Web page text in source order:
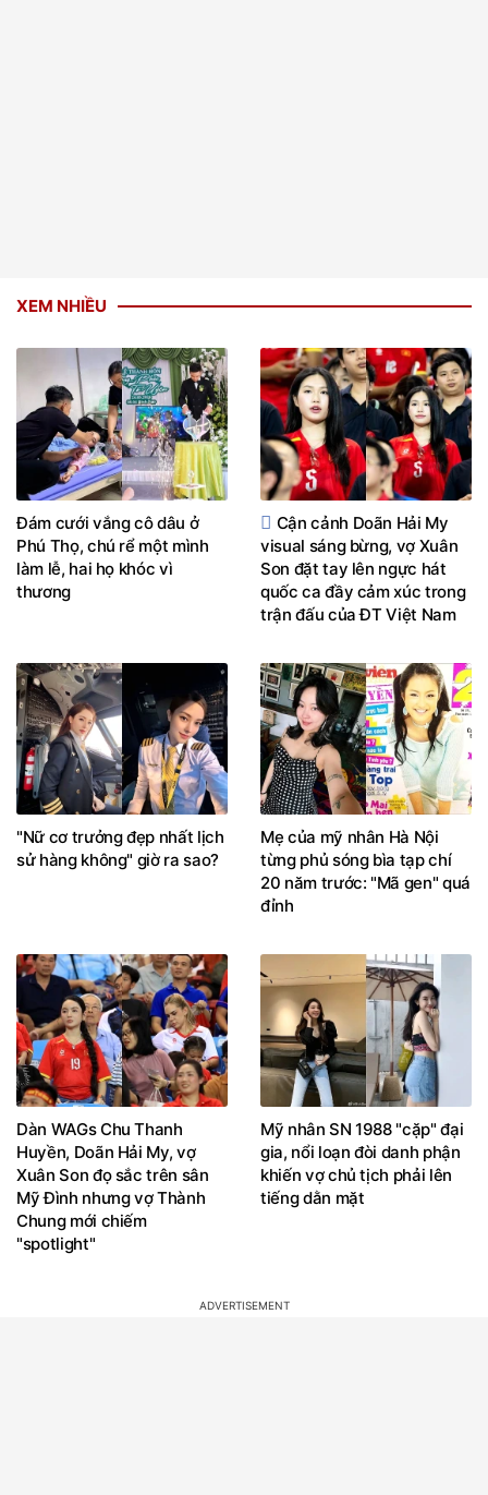
XEM NHIỀU
Đám cưới vắng cô dâu ở
Phú Thọ, chú rể một mình
làm lễ, hai họ khóc vì
thương
Cận cảnh Doãn Hải My
visual sáng bừng, vợ Xuân
Son đặt tay lên ngực hát
quốc ca đầy cảm xúc trong
trận đấu của ĐT Việt Nam
"Nữ cơ trưởng đẹp nhất lịch
sử hàng không" giờ ra sao?
Mẹ của mỹ nhân Hà Nội
từng phủ sóng bìa tạp chí
20 năm trước: "Mã gen" quá
đỉnh
Dàn WAGs Chu Thanh
Huyền, Doãn Hải My, vợ
Xuân Son đọ sắc trên sân
Mỹ Đình nhưng vợ Thành
Chung mới chiếm
"spotlight"
Mỹ nhân SN 1988 "cặp" đại
gia, nổi loạn đòi danh phận
khiến vợ chủ tịch phải lên
tiếng dằn mặt